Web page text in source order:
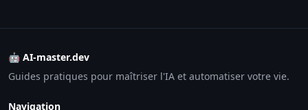
🤖 AI-master.dev
Guides pratiques pour maîtriser l'IA et automatiser votre vie.
Navigation